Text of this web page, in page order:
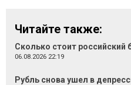
Читайте также:
Сколько стоит
06.08.2026 22:19
Рубль снова ушел в